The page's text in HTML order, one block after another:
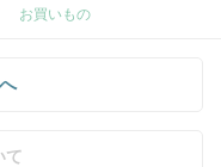
お買いもの
て